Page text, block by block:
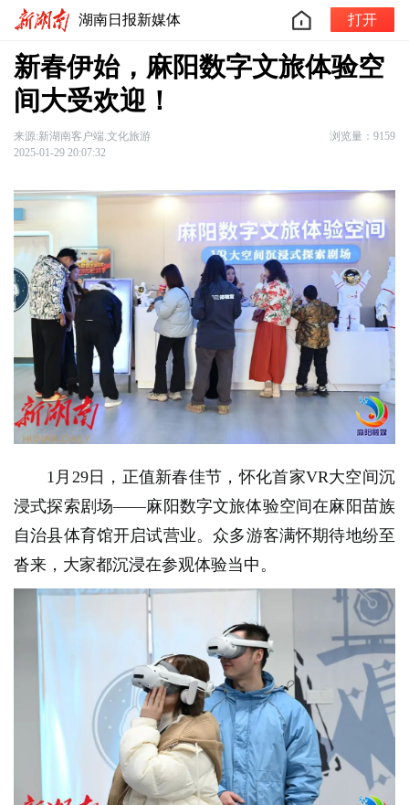
湖南日报新媒体 打开
新春伊始，麻阳数字文旅体验空
间大受欢迎！
来源:新湖南客户端.文化旅游
浏览量：9159
2025-01-29 20:07:32
1月29日，正值新春佳节，怀化首家VR大空间沉
浸式探索剧场——麻阳数字文旅体验空间在麻阳苗族
自治县体育馆开启试营业。众多游客满怀期待地纷至
沓来，大家都沉浸在参观体验当中。